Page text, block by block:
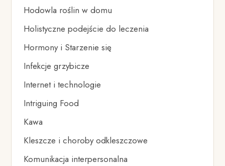
Hodowla roślin w domu
Holistyczne podejście do leczenia
Hormony i Starzenie się
Infekcje grzybicze
Internet i technologie
Intriguing Food
Kawa
Kleszcze i choroby odkleszczowe
Komunikacja interpersonalna